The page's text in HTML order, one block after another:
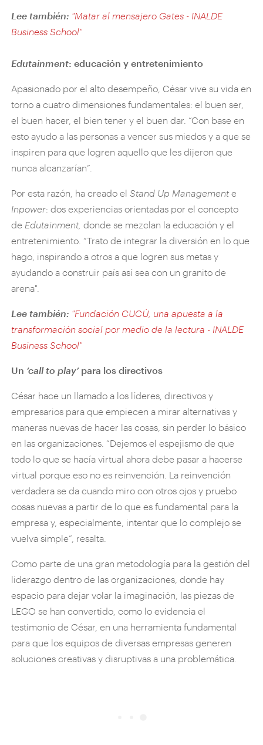
Lee también: "Matar al mensajero Gates - INALDE
Business School"
Edutainment: educación y entretenimiento
Apasionado por el alto desempeño, César vive su vida en
torno a cuatro dimensiones fundamentales: el buen ser,
el buen hacer, el bien tener y el buen dar. “Con base en
esto ayudo a las personas a vencer sus miedos y a que se
inspiren para que logren aquello que les dijeron que
nunca alcanzarían”.
Por esta razón, ha creado elStand Up Managemente
Inpower: dos experiencias orientadas por el concepto
de Edutainment,donde se mezclan la educación y el
entretenimiento. “Trato de integrar la diversión en lo que
hago, inspirando a otros a que logren sus metas y
ayudando a construir país así sea con un granito de
arena".
Lee también: "Fundación CUCÚ, una apuesta a la
transformación social por medio de la lectura - INALDE
Business School"
Un ‘call to play’ para los directivos
César hace un llamado a los líderes, directivos y
empresarios para que empiecen a mirar alternativas y
maneras nuevas de hacer las cosas, sin perder lo básico
en las organizaciones. “Dejemos el espejismo de que
todo lo que se hacía virtual ahora debe pasar a hacerse
virtual porque eso no es reinvención. La reinvención
verdadera se da cuando miro con otros ojos y pruebo
cosas nuevas a partir de lo que es fundamental para la
empresa y, especialmente, intentar que lo complejo se
vuelva simple”, resalta.
Como parte de una gran metodología para la gestión del
liderazgo dentro de las organizaciones, donde hay
espacio para dejar volar la imaginación, las piezas de
LEGO se han convertido, como lo evidencia el
testimonio de César, en una herramienta fundamental
para que los equipos de diversas empresas generen
soluciones creativas y disruptivas a una problemática.